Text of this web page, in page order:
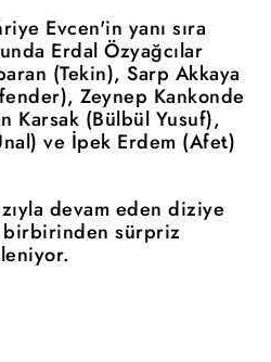
Evcen'in yanı sıra
Erdal Özyağcılar
(Tekin), Sarp Akkaya
Zeynep Kankonde
Karsak (Bülbül Yusuf),
ve İpek Erdem (Afet)
devam eden diziye
sürpriz